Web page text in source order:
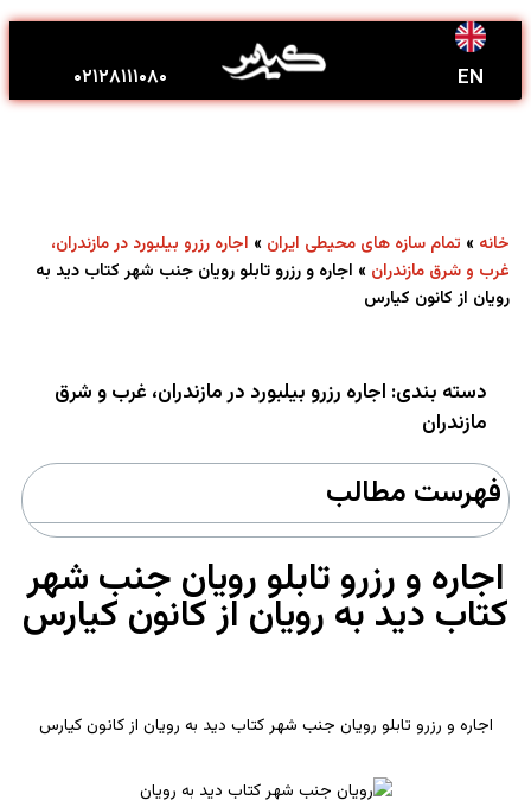
EN ۰۲۱۲۸۱۱۱۰۸۰
خانه » تمام سازه های محیطی ایران » اجاره رزرو بیلبورد در مازندران،
غرب و شرق مازندران » اجاره و رزرو تابلو رویان جنب شهر کتاب دید به
رویان از کانون کیارس
دسته بندی: اجاره رزرو بیلبورد در مازندران، غرب و شرق
مازندران
فهرست مطالب
اجاره و رزرو تابلو رویان جنب شهر
کتاب دید به رویان از کانون کیارس
اجاره و رزرو تابلو رویان جنب شهر کتاب دید به رویان از کانون کیارس